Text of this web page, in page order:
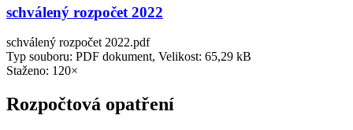
schválený rozpočet 2022
schválený rozpočet 2022.pdf
Typ souboru: PDF dokument, Velikost: 65,29 kB
Staženo: 120×
Rozpočtová opatření